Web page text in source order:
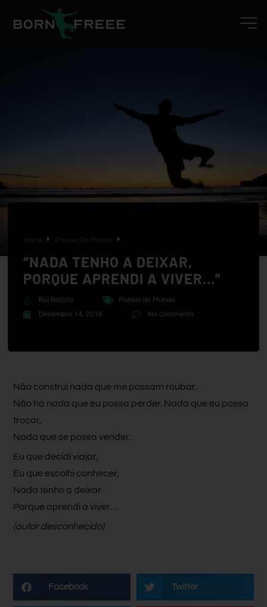
Poesia Do Mundo
“NADA TENHO A DEIXAR,
PORQUE APRENDI A VIVER…”
Rui Batista
Poesia do Mundo
Dezembro 14, 2016
No Comments
Não construí nada que me possam roubar.
Não há nada que eu possa perder. Nada que eu possa
trocar,
Nada que se possa vender.
Eu que decidi viajar,
Eu que escolhi conhecer,
Nada tenho a deixar
Porque aprendi a viver…
(autor desconhecido)
Facebook Twitter